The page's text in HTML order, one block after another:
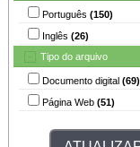
Português (150)
Inglês (26)
Tipo do arquivo
Documento digital (69)
Página Web (51)